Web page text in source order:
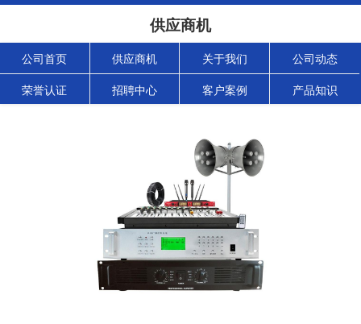
供应商机
公司首页 供应商机 关于我们 公司动态
荣誉认证 招聘中心 客户案例 产品知识